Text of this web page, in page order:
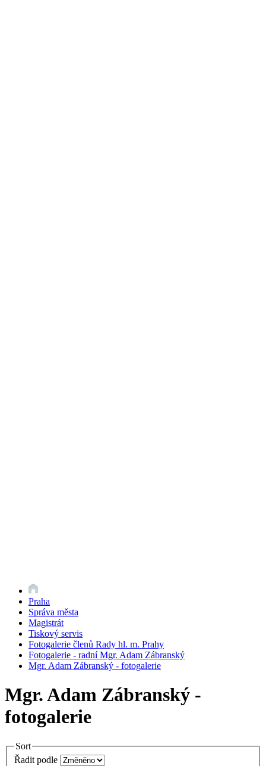
Praha
Správa města
Magistrát
Tiskový servis
Fotogalerie členů Rady hl. m. Prahy
Fotogalerie - radní Mgr. Adam Zábranský
Mgr. Adam Zábranský - fotogalerie
Mgr. Adam Zábranský -
fotogalerie
Sort
Řadit podle